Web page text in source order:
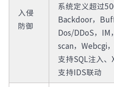
入侵
防御
系统定义超过
Backdoor，
Dos/DDoS，IM
scan，Webcgi
支持SQL注入、
支持IDS联动